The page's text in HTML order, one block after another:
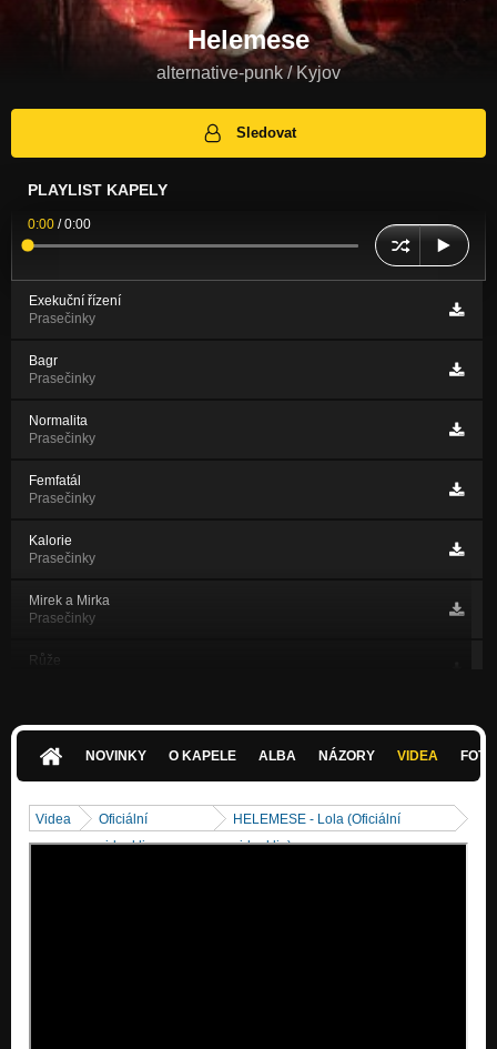
Helemese
alternative-punk / Kyjov
Sledovat
PLAYLIST KAPELY
0:00 /0:00
Exekuční řízení
Prasečinky
Bagr
Prasečinky
Normalita
Prasečinky
Femfatál
Prasečinky
Kalorie
Prasečinky
Mirek a Mirka
Prasečinky
Růže
Studna
Hampejz
NOVINKY O KAPELE ALBA NÁZORY VIDEA
Videa
Oficiální
videoklipy
HELEMESE - Lola (Oficiální
videoklip)